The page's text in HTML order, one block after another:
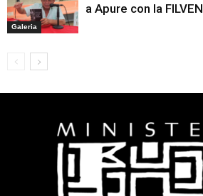
Galeria
a Apure con la FILVEN